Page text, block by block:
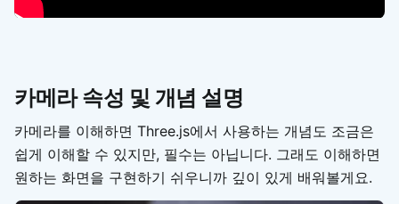
카메라 속성 및 개념 설명
카메라를 이해하면 Three.js에서 사용하는 개념도 조금은
쉽게 이해할 수 있지만, 필수는 아닙니다. 그래도 이해하면
원하는 화면을 구현하기 쉬우니까 깊이 있게 배워볼게요.